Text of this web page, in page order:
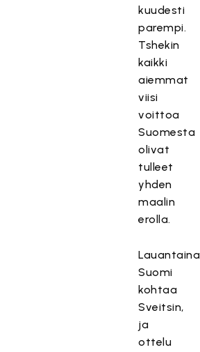
kuudesti
parempi.
Tshekin
kaikki
aiemmat
viisi
voittoa
Suomesta
olivat
tulleet
yhden
maalin
erolla.
Lauantaina
Suomi
kohtaa
Sveitsin,
ja
ottelu